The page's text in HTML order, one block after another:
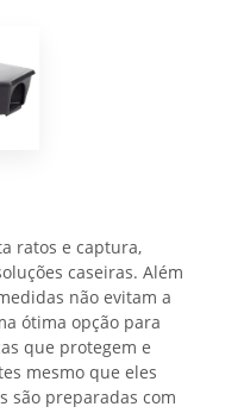
ratos e captura,
caseiras. Além
não evitam a
ótima opção para
que protegem e
mesmo que eles
são preparadas com